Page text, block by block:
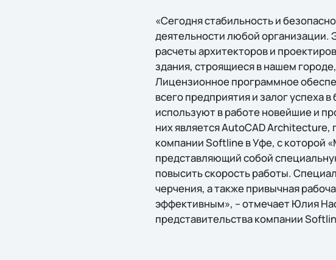
«Сегодня стабильность и
деятельности любой организации.
расчеты архитекторов и
здания, строящиеся в нашем
Лицензионное программное
всего предприятия и залог успеха
используют в работе новейшие и
них является AutoCAD
компании Softline в Уфе, с которой
представляющий собой
повысить скорость работы.
черчения, а также привычная
эффективным», – отмечает Юлия
представительства компании